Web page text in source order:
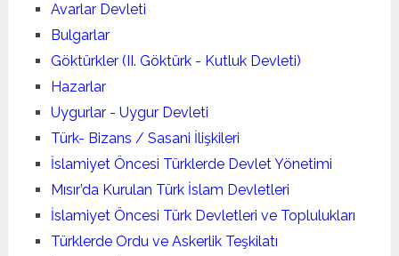
Avarlar Devleti
Bulgarlar
Göktürkler (II. Göktürk - Kutluk Devleti)
Hazarlar
Uygurlar - Uygur Devleti
Türk- Bizans / Sasani İlişkileri
İslamiyet Öncesi Türklerde Devlet Yönetimi
Mısır’da Kurulan Türk İslam Devletleri
İslamiyet Öncesi Türk Devletleri ve Toplulukları
Türklerde Ordu ve Askerlik Teşkilatı